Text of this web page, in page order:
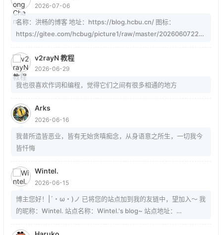
2026-07-06
名称：洪畅的博客 地址：https://blog.hcbu.cn/ 图标：
https://gitee.com/hcbug/picture1/raw/master/20260607223
https://blog.hcbu.cn/atom.xml
v2rayN 教程
2026-06-29
我也很喜欢作词和编程，觉得它们之间有很多相通的地方
Arks
2026-06-16
我昔所造皆恶业，皆有无始贪嗔痴念，从身语意之所生，一切我今
皆忏悔
Wintel.
2026-06-15
博主您好！|´・ω・)ノ 已将您的站点加到我的友链中，望加入～ 我
的昵称：Wintel. 站点名称：Wintel.'s blog~ 站点地址：